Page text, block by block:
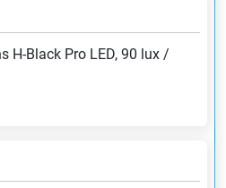
H-Black Pro LED, 90 lux /